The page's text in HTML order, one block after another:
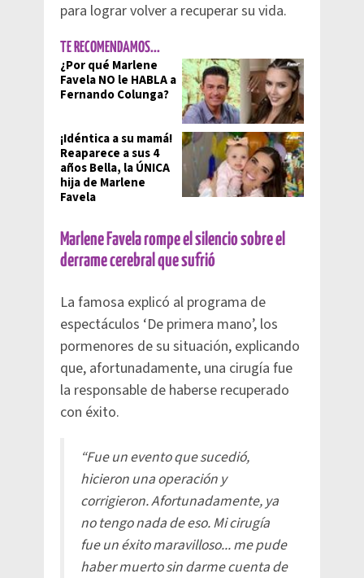
para lograr volver a recuperar su vida.
TE RECOMENDAMOS...
¿Por qué Marlene
Favela NO le HABLA a
Fernando Colunga?
¡Idéntica a su mamá!
Reaparece a sus 4
años Bella, la ÚNICA
hija de Marlene
Favela
Marlene Favela rompe el silencio sobre el
derrame cerebral que sufrió
La famosa explicó al programa de
espectáculos ‘De primera mano’, los
pormenores de su situación, explicando
que, afortunadamente, una cirugía fue
la responsable de haberse recuperado
con éxito.
“Fue un evento que sucedió,
hicieron una operación y
corrigieron. Afortunadamente, ya
no tengo nada de eso. Mi cirugía
fue un éxito maravilloso... me pude
haber muerto sin darme cuenta de